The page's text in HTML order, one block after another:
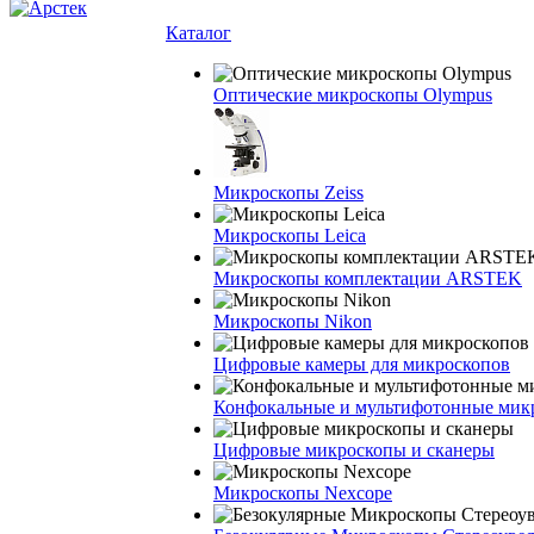
Каталог
Оптические микроскопы Olympus
Микроскопы Zeiss
Микроскопы Leica
Микроскопы комплектации ARSTEK
Микроскопы Nikon
Цифровые камеры для микроскопов
Конфокальные и мультифотонные
Цифровые микроскопы и сканеры
Микроскопы Nexcope